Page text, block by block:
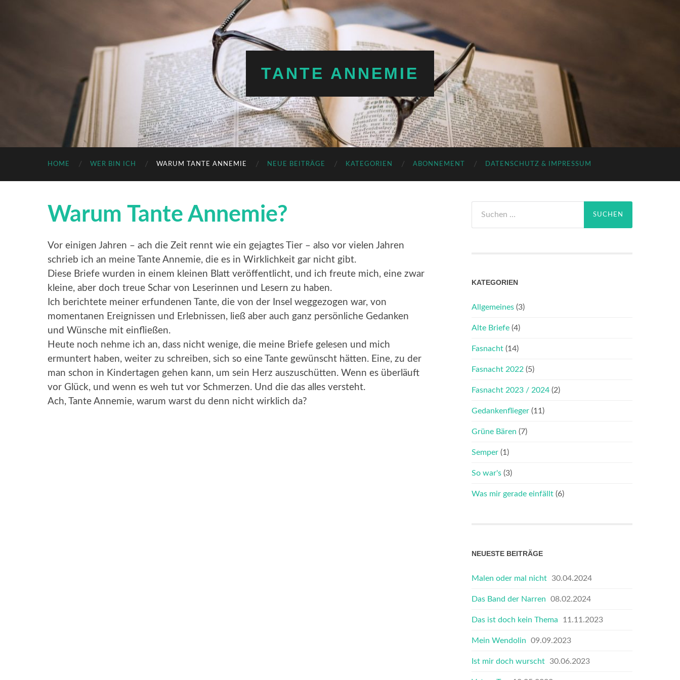
TANTE ANNEMIE
HOME WER BIN ICH WARUM TANTE ANNEMIE NEUE BEITRÄGE KATEGORIEN ABONNEMENT DATENSCHUTZ & IMPRESSUM
Warum Tante Annemie?
Vor einigen Jahren – ach die Zeit rennt wie ein gejagtes Tier – also vor vielen Jahren
schrieb ich an meine Tante Annemie, die es in Wirklichkeit gar nicht gibt.
Diese Briefe wurden in einem kleinen Blatt veröffentlicht, und ich freute mich, eine zwar
kleine, aber doch treue Schar von Leserinnen und Lesern zu haben.
Ich berichtete meiner erfundenen Tante, die von der Insel weggezogen war, von
momentanen Ereignissen und Erlebnissen, ließ aber auch ganz persönliche Gedanken
und Wünsche mit einfließen.
Heute noch nehme ich an, dass nicht wenige, die meine Briefe gelesen und mich
ermuntert haben, weiter zu schreiben, sich so eine Tante gewünscht hätten. Eine, zu der
man schon in Kindertagen gehen kann, um sein Herz auszuschütten. Wenn es überläuft
vor Glück, und wenn es weh tut vor Schmerzen. Und die das alles versteht.
Ach, Tante Annemie, warum warst du denn nicht wirklich da?
nach:
KATEGORIEN
Allgemeines (3)
Alte Briefe (4)
Fasnacht (14)
Fasnacht 2022 (5)
Fasnacht 2023 / 2024 (2)
Gedankenflieger (11)
Grüne Bären (7)
Semper (1)
So war's (3)
Was mir gerade einfällt (6)
NEUESTE BEITRÄGE
Malen oder mal nicht 30.04.2024
Das Band der Narren 08.02.2024
Das ist doch kein Thema 11.11.2023
Mein Wendolin 09.09.2023
Ist mir doch wurscht 30.06.2023